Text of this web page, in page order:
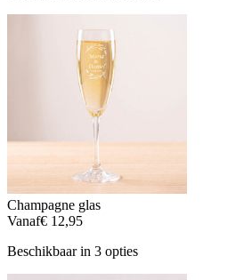
Champagne glas
Vanaf€ 12,95
Beschikbaar in 3 opties